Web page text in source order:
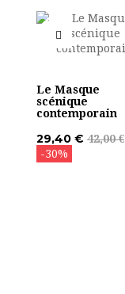
Le Masque
scénique
contemporain
29,40 € 42,00 €
-30%